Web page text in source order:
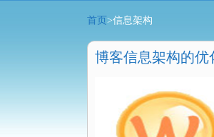
首页 >信息架构
博客信息架构的优